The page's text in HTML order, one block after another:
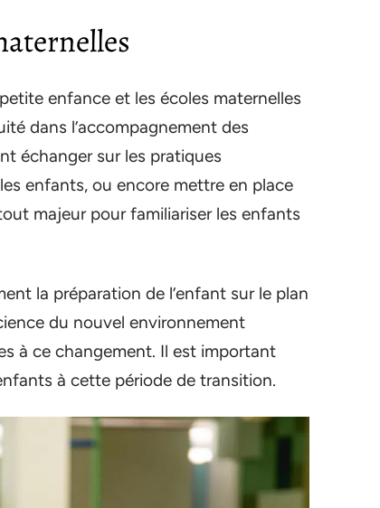
enfance et les écoles maternelles
dans l’accompagnement des
échanger sur les pratiques
enfants, ou encore mettre en place
majeur pour familiariser les enfants
la préparation de l’enfant sur le plan
du nouvel environnement
à ce changement. Il est important
à cette période de transition.